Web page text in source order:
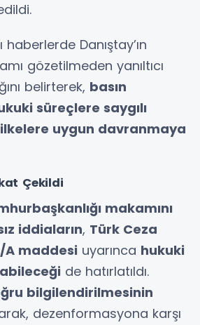
haberlerde Danıştay’ın
gözetilmeden yanıltıcı
belirterek, basın
süreçlere saygılı
uygun davranmaya
Çekildi
makamını
iddiaların, Türk Ceza
A maddesi uyarınca hukuki
de hatırlatıldı.
bilgilendirilmesinin
dezenformasyona karşı